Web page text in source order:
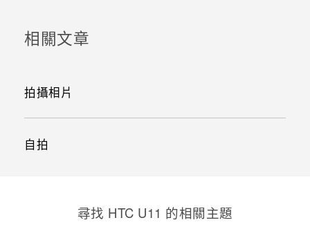
相關文章
拍攝相片
自拍
尋找 HTC U11 的相關主題